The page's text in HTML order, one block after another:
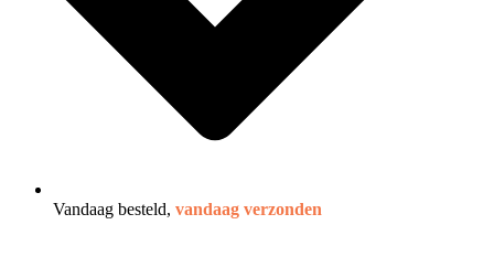
Vandaag besteld, vandaag verzonden